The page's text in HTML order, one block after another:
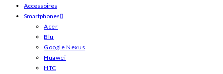
Accessoires
Smartphones
Acer
Blu
Google Nexus
Huawei
HTC